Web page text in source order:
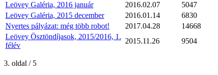
Leövey Galéria, 2016 január
2016.02.07
5047
Leövey Galéria, 2015 december
2016.01.14
6830
Nyertes pályázat: még több robot!
2017.04.28
14668
Leövey Ösztöndíjasok, 2015/2016, 1.
félév
2015.11.26 9504
3. oldal / 5